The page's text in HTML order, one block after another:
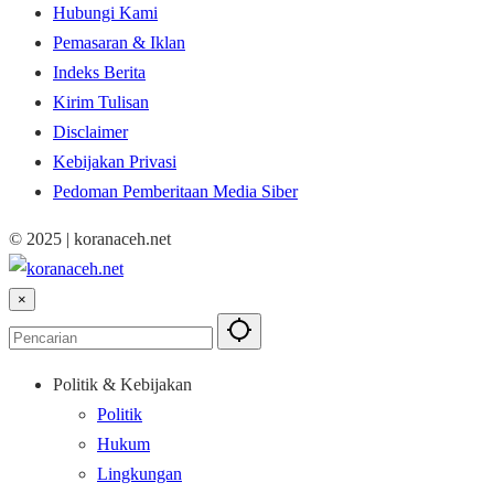
Hubungi Kami
Pemasaran & Iklan
Indeks Berita
Kirim Tulisan
Disclaimer
Kebijakan Privasi
Pedoman Pemberitaan Media Siber
© 2025 | koranaceh.net
×
Politik & Kebijakan
Politik
Hukum
Lingkungan